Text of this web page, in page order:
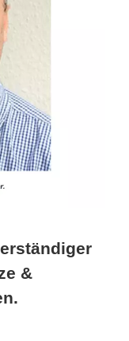
&